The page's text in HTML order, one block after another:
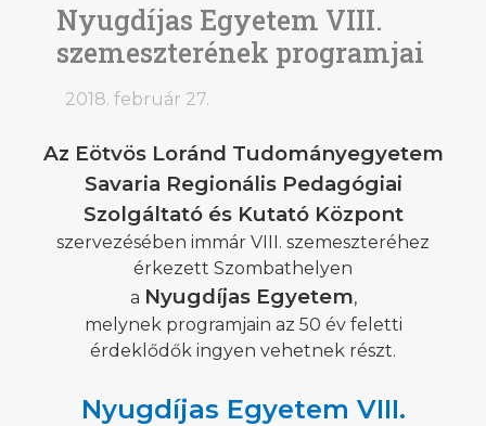
Nyugdíjas Egyetem VIII.
szemeszterének programjai
2018. február 27.
Az Eötvös Loránd Tudományegyetem
Savaria Regionális Pedagógiai
Szolgáltató és Kutató Központ
szervezésében immár VIII. szemeszteréhez
érkezett Szombathelyen
a Nyugdíjas Egyetem,
melynek programjain az 50 év feletti
érdeklődők ingyen vehetnek részt.
Nyugdíjas Egyetem VIII.